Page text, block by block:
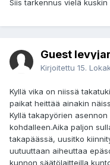
Siis tarkennus vielä
Guest
Kirjoitettu 15.
Kyllä vika on niissä
paikat heittää ainakin
Kyllä takapyörien
kohdalleen.Aika paljon
takapäässä, uusitko
uutuuttaan aiheuttaa
kunnon säätölaitteilla